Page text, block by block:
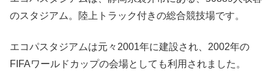
のスタジアム。陸上トラック付きの総合競技場です。
エコパスタジアムは元々2001年に建設され、2002年の
FIFAワールドカップの会場としても利用されました。